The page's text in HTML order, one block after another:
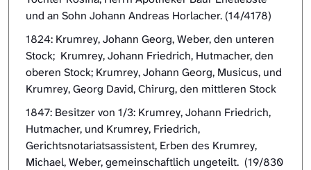
und an Sohn Johann Andreas Horlacher. (14/4178)
1824: Krumrey, Johann Georg, Weber, den unteren
Stock; Krumrey, Johann Friedrich, Hutmacher, den
oberen Stock; Krumrey, Johann Georg, Musicus, und
Krumrey, Georg David, Chirurg, den mittleren Stock
1847: Besitzer von 1/3: Krumrey, Johann Friedrich,
Hutmacher, und Krumrey, Friedrich,
Gerichtsnotariatsassistent, Erben des Krumrey,
Michael, Weber, gemeinschaftlich ungeteilt. (19/830